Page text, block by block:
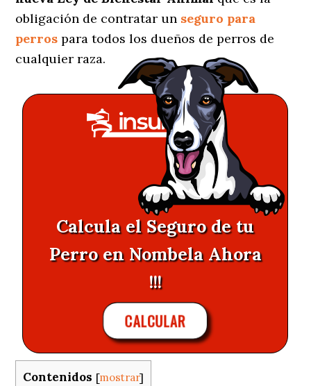
obligación de contratar un seguro para
perros para todos los dueños de perros de
cualquier raza.
Calcula el Seguro de tu
Perro en Nombela Ahora
!!!
CALCULAR
Contenidos [mostrar]